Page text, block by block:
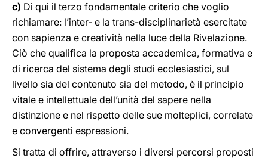
c) Di qui il terzo fondamentale criterio che voglio
richiamare: l’inter- e la trans-disciplinarietà esercitate
con sapienza e creatività nella luce della Rivelazione.
Ciò che qualifica la proposta accademica, formativa e
di ricerca del sistema degli studi ecclesiastici, sul
livello sia del contenuto sia del metodo, è il principio
vitale e intellettuale dell’unità del sapere nella
distinzione e nel rispetto delle sue molteplici, correlate
e convergenti espressioni.
Si tratta di offrire, attraverso i diversi percorsi proposti